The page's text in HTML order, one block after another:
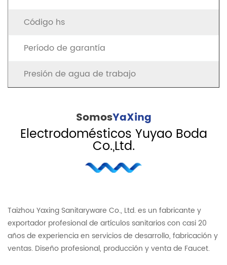
Código hs
Período de garantía
Presión de agua de trabajo
SomosYaXing
Electrodomésticos Yuyao Boda
Co.,Ltd.
Taizhou Yaxing Sanitaryware Co., Ltd. es un fabricante y
exportador profesional de artículos sanitarios con casi 20
años de experiencia en servicios de desarrollo, fabricación y
ventas. Diseño profesional, producción y venta de Faucet.